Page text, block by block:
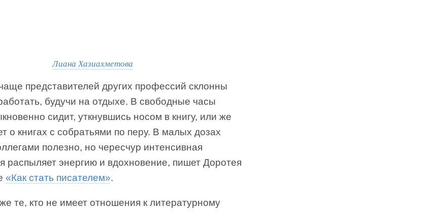
Лиана Хазиахметова
представителей других профессий склонны
будучи на отдыхе. В свободные часы
сидит, уткнувшись носом в книгу, или же
о книгах с собратьями по перу. В малых дозах
полезно, но чересчур интенсивная
распыляет энергию и вдохновение, пишет Доротея
«Как стать писателем».
те, кто не имеет отношения к литературному